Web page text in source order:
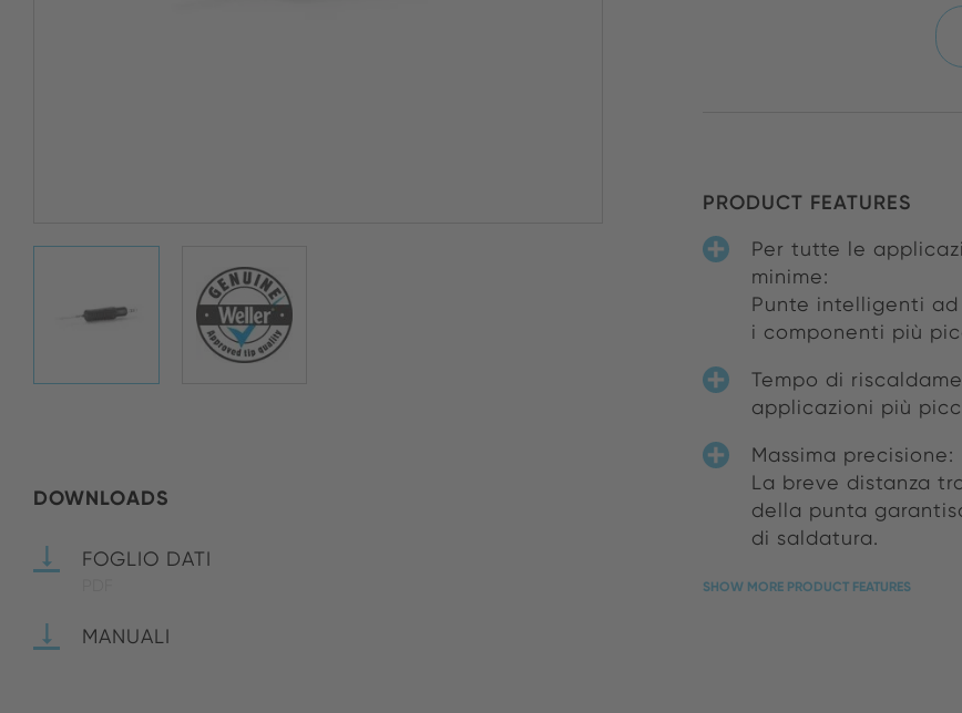
DOWNLOADS
FOGLIO DATI
MANUALI
PRODUCT FEATURES
Per tutte le
minime:
Punte intelligenti
i componenti più
Tempo di
applicazioni più
Massima precisione:
La breve distanza
della punta
di saldatura.
SHOW MORE PRODUCT FEATURES